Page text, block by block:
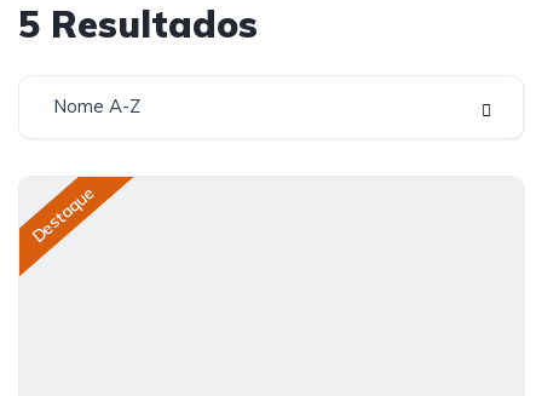
5 Resultados
Nome A-Z
Destaque